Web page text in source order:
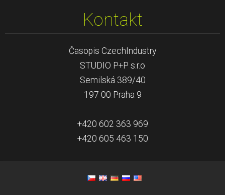
Kontakt
Časopis CzechIndustry
STUDIO P+P s.r.o
Semilská 389/40
197 00 Praha 9
+420 602 363 969
+420 605 463 150